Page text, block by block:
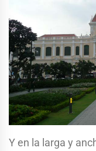
Y en la larga y